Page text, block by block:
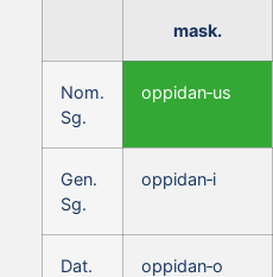
mask.
Nom.
Sg.
oppidan‑us
Gen.
Sg.
oppidan‑i
Dat.
oppidan‑o